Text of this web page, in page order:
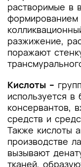
растворимые в
формированием
разжижение,
поражают
Кислоты –
используется в
консервантов,
средств и
Также кислоты
производстве
вызывают
тканей,